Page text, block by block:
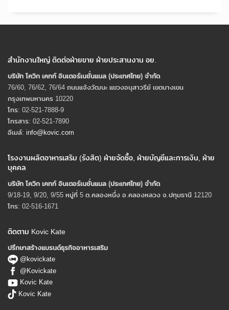
สำนักงานใหญ่ ติดต่อฝ่ายขาย ฝ่ายประสานงาน อย.
บริษัท โควิก เคทท์ อินเตอร์เนชั่นแนล (ประเทศไทย) จํากัด
76/60, 76/62, 76/64 ถนนแจ้งวัฒนะ แขวงอนุสาวรีย์ เขตบางเขน
กรุงเทพมหานคร 10220
โทร: 02-521-7888-9
โทรสาร: 02-521-7890
อีเมล์: info@kovic.com
โรงงานผลิตอาหารเสริม (รังสิต) ฝ่ายจัดซื้อ, ฝ่ายบัญชีและการเงิน, ฝ่าย
บุคคล
บริษัท โควิก เคทท์ อินเตอร์เนชั่นแนล (ประเทศไทย) จํากัด
9/18-19, 9/20, 9/55 หมู่ที่ 5 ต.คลองหนึ่ง อ.คลองหลวง จ.ปทุมธานี 12120
โทร: 02-516-1671
ติดตาม Kovic Kate
ปรึกษาสร้างแบรนด์ธุรกิจอาหารเสริม
@kovickate
@Kovickate
Kovic Kate
Kovic Kate